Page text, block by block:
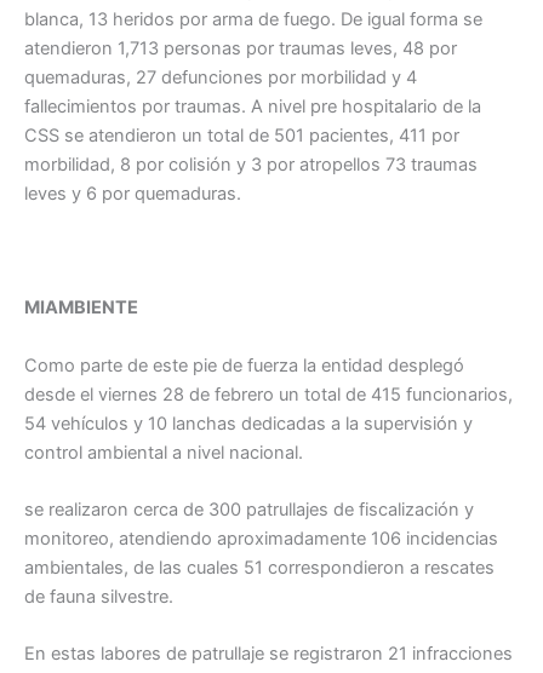
blanca, 13 heridos por arma de fuego. De igual forma se
atendieron 1,713 personas por traumas leves, 48 por
quemaduras, 27 defunciones por morbilidad y 4
fallecimientos por traumas. A nivel pre hospitalario de la
CSS se atendieron un total de 501 pacientes, 411 por
morbilidad, 8 por colisión y 3 por atropellos 73 traumas
leves y 6 por quemaduras.
MIAMBIENTE
Como parte de este pie de fuerza la entidad desplegó
desde el viernes 28 de febrero un total de 415 funcionarios,
54 vehículos y 10 lanchas dedicadas a la supervisión y
control ambiental a nivel nacional.
se realizaron cerca de 300 patrullajes de fiscalización y
monitoreo, atendiendo aproximadamente 106 incidencias
ambientales, de las cuales 51 correspondieron a rescates
de fauna silvestre.
En estas labores de patrullaje se registraron 21 infracciones